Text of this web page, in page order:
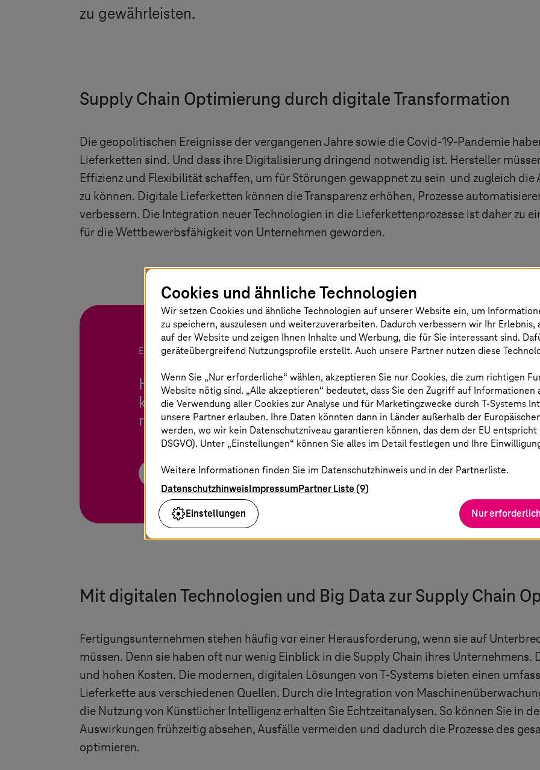
zu gewährleisten.
Supply Chain Optimierung durch digitale Transformation
Die geopolitischen Ereignisse der vergangenen Jahre sowie die Covid-19-Pandemie
Lieferketten sind. Und dass ihre Digitalisierung dringend notwendig ist. Hersteller
Effizienz und Flexibilität schaffen, um für Störungen gewappnet zu sein und zugleich
zu können. Digitale Lieferketten können die Transparenz erhöhen, Prozesse
verbessern. Die Integration neuer Technologien in die Lieferkettenprozesse ist daher zu
für die Wettbewerbsfähigkeit von Unternehmen geworden.
E-Paper: SMARTUNIFIER
Hat Ihr Unternehmen mit separaten Systemen, Datensilos
kämpfen? Entdecken Sie, wie SMARTUNIFIER die IT/OT-
revolutioniert.
E-Paper jetzt herunterladen
Mit digitalen Technologien und Big Data zur Supply Chain
Fertigungsunternehmen stehen häufig vor einer Herausforderung, wenn sie auf
müssen. Denn sie haben oft nur wenig Einblick in die Supply Chain ihres Unternehmens.
und hohen Kosten. Die modernen, digitalen Lösungen vonT-Systems bieten einen
Lieferkette aus verschiedenen Quellen. Durch die Integration von
die Nutzung von Künstlicher Intelligenz erhalten Sie Echtzeitanalysen. So können Sie in
Auswirkungen frühzeitig absehen, Ausfälle vermeiden und dadurch die Prozesse des
optimieren.
Cookies und ähnliche Technologien
Wir setzen Cookies und ähnliche Technologien auf unserer Website ein, um
zu speichern, auszulesen und weiterzuverarbeiten. Dadurch verbessern wir Ihr Erlebnis,
auf der Website und zeigen Ihnen Inhalte und Werbung, die für Sie interessant sind.
geräteübergreifend Nutzungsprofile erstellt. Auch unsere Partner nutzen diese
Wenn Sie „Nur erforderliche“ wählen, akzeptieren Sie nur Cookies, die zum richtigen
Website nötig sind. „Alle akzeptieren“ bedeutet, dass Sie den Zugriff auf Informationen
die Verwendung aller Cookies zur Analyse und für Marketingzwecke durchT-Systems
unsere Partner erlauben. Ihre Daten könnten dann in Länder außerhalb der
werden, wo wir kein Datenschutzniveau garantieren können, das dem der EU entspricht
DSGVO). Unter „Einstellungen“ können Sie alles im Detail festlegen und Ihre
Weitere Informationen finden Sie im Datenschutzhinweis und in der Partnerliste.
DatenschutzhinweisImpressumPartner Liste (9)
Einstellungen
Nur